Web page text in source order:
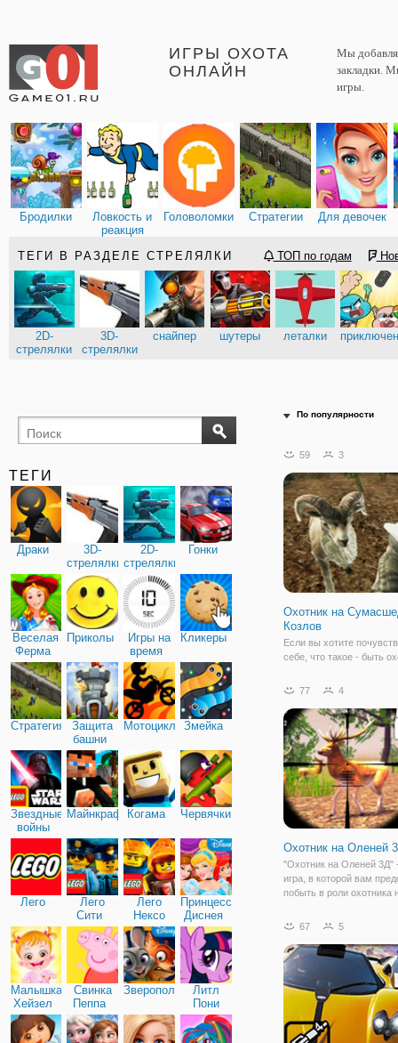
ИГРЫ ОХОТА
ОНЛАЙН
Мы
закладки.
игры.
Бродилки
Ловкость и
реакция
Головоломки Стратегии Для девочек
ТЕГИ В РАЗДЕЛЕ СТРЕЛЯЛКИ ТОП по годам
2D-
стрелялки
3D-
стрелялки
снайпер шутеры леталки
ТЕГИ
Драки
3D-
стрелялки
2D-
стрелялки
Гонки
Веселая
Ферма
Приколы
Игры на
время
Кликеры
Стратегия
Защита
башни
МотоциклыЗмейка
Звездные
войны
МайнкрафтКогама Червячки
Лего
Лего
Сити
Лего
Нексо
Найтс
Принцессы
Диснея
Малышка
Хейзел
Свинка
Пеппа
Зверополис
Литл
Пони
Дружба
По популярности
59 3
Охотник на
Козлов
Если вы хотите
себе, что такое - быть
"Охотник на
охоты, представленный
трехмерной графике.
охоту,
77 4
Охотник на Оленей
"Охотник на Оленей 3Д"
игра, в которой вам
побыть в роли охотника
трехмерную стрелялку
процессом. Вы
оружием
67 5